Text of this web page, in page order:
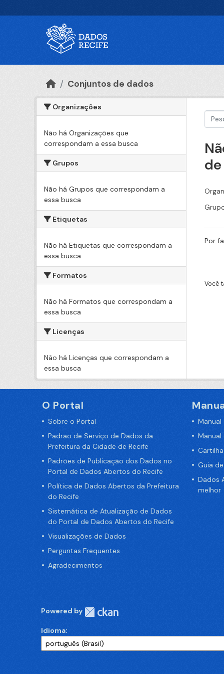
Conjuntos de dados
Organizações
Não há Organizações que
correspondam a essa busca
Grupos
Não há Grupos que correspondam a
essa busca
Etiquetas
Não há Etiquetas que correspondam a
essa busca
Formatos
Não há Formatos que correspondam a
essa busca
Licenças
Não há Licenças que correspondam a
essa busca
Por
Você
O Portal
Sobre o Portal
Padrão de Serviço de Dados da
Prefeitura da Cidade de Recife
Padrões de Publicação dos Dados no
Portal de Dados Abertos do Recife
Política de Dados Abertos da Prefeitura
do Recife
Sistemática de Atualização de Dados
do Portal de Dados Abertos do Recife
Visualizações de Dados
Perguntas Frequentes
Agradecimentos
Guia
Dados
melhor
Powered by
Idioma